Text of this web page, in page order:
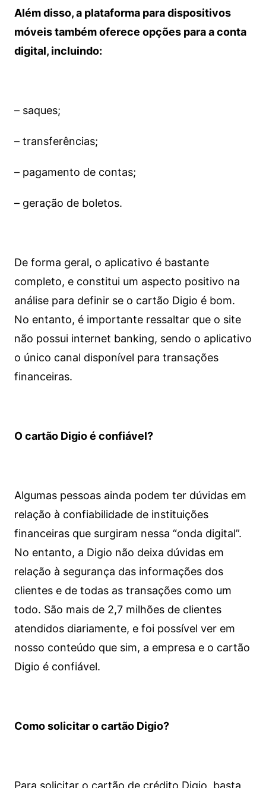
Além disso, a plataforma para dispositivos
móveis também oferece opções para a conta
digital, incluindo:
– saques;
– transferências;
– pagamento de contas;
– geração de boletos.
De forma geral, o aplicativo é bastante
completo, e constitui um aspecto positivo na
análise para definir se o cartão Digio é bom.
No entanto, é importante ressaltar que o site
não possui internet banking, sendo o aplicativo
o único canal disponível para transações
financeiras.
O cartão Digio é confiável?
Algumas pessoas ainda podem ter dúvidas em
relação à confiabilidade de instituições
financeiras que surgiram nessa “onda digital”.
No entanto, a Digio não deixa dúvidas em
relação à segurança das informações dos
clientes e de todas as transações como um
todo. São mais de 2,7 milhões de clientes
atendidos diariamente, e foi possível ver em
nosso conteúdo que sim, a empresa e o cartão
Digio é confiável.
Como solicitar o cartão Digio?
Para solicitar o cartão de crédito Digio, basta